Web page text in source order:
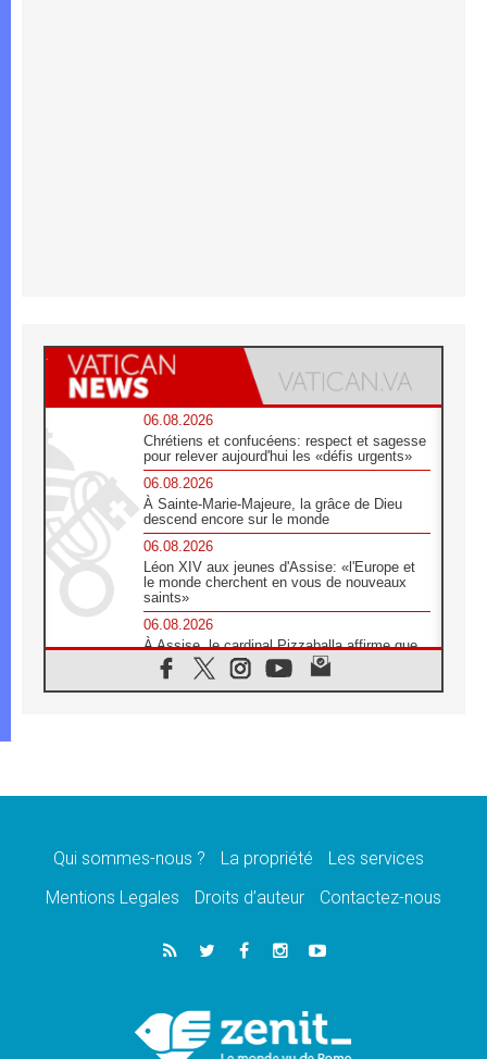
06.08.2026
Chrétiens et confucéens: respect et sagesse
pour relever aujourd'hui les «défis urgents»
06.08.2026
À Sainte-Marie-Majeure, la grâce de Dieu
descend encore sur le monde
06.08.2026
Léon XIV aux jeunes d'Assise: «l'Europe et
le monde cherchent en vous de nouveaux
saints»
06.08.2026
À Assise, le cardinal Pizzaballa affirme que
«les chrétiens veulent la paix»
06.08.2026
message de paix et de dignité humaine»
«La visite du Pape en Uruguay renforcera
05.08.2026
Le nonce en Ukraine: «Il est inquiétant
Léon XIV au Pérou, une lueur d'espoir pour
un peuple en quête de paix
Qui sommes-nous ? La propriété
Les services
Mentions Legales
Droits d’auteur Contactez-nous